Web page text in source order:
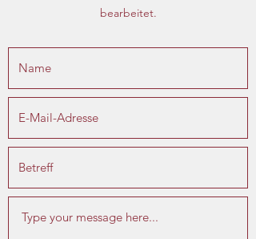
bearbeitet.